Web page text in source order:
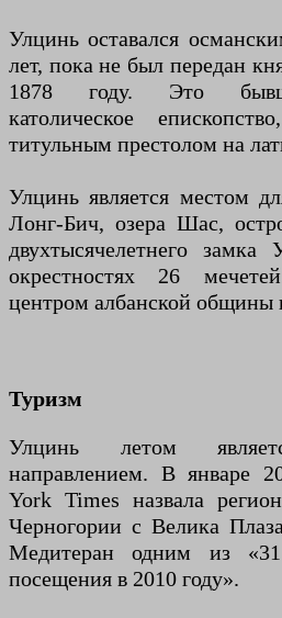
Улцинь оставался
лет, пока не был передан
1878 году. Это
католическое
титульным престолом на
Улцинь является местом
Лонг-Бич, озера Шас,
двухтысячелетнего
окрестностях 26
центром албанской общины
Туризм
Улцинь летом
направлением. В январе
York Times назвала
Черногории с Велика
Медитеран одним из
посещения в 2010 году».